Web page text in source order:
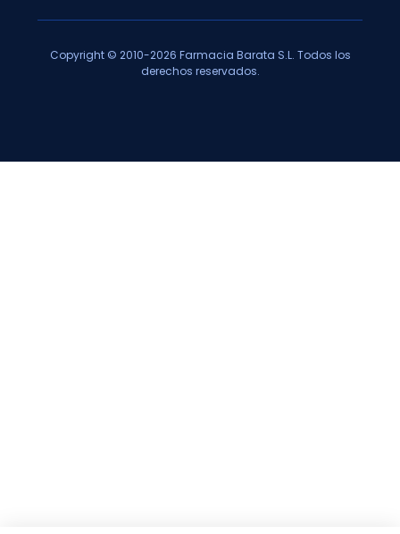
Copyright © 2010-2026 Farmacia Barata S.L. Todos los
derechos reservados.